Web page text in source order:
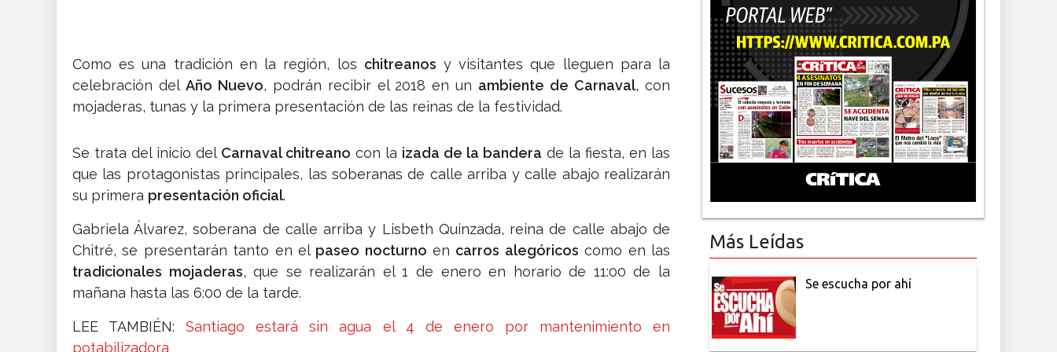
Como es una tradición en la región, los chitreanos y visitantes que lleguen para la
celebración del Año Nuevo, podrán recibir el 2018 en un ambiente de Carnaval, con
mojaderas, tunas y la primera presentación de las reinas de la festividad.
Se trata del inicio delCarnaval chitreano con la izada de la bandera de la fiesta, en las
que las protagonistas principales, las soberanas de calle arriba y calle abajo realizarán
su primera presentación oficial.
Gabriela Álvarez, soberana de calle arriba y Lisbeth Quinzada, reina de calle abajo de
Chitré, se presentarán tanto en el paseo nocturno en carros alegóricos como en las
tradicionales mojaderas, que se realizarán el 1 de enero en horario de 11:00 de la
mañana hasta las 6:00 de la tarde.
LEE TAMBIÉN:Santiago estará sin agua el 4 de enero por mantenimiento en
potabilizadora
Más Leídas
Se escucha por ahí